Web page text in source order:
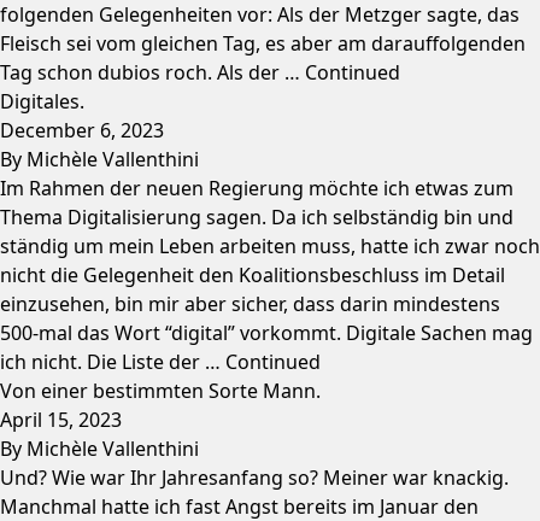
folgenden Gelegenheiten vor: Als der Metzger sagte, das
Fleisch sei vom gleichen Tag, es aber am darauffolgenden
Tag schon dubios roch. Als der … Continued
Digitales.
December 6, 2023
By Michèle Vallenthini
Im Rahmen der neuen Regierung möchte ich etwas zum
Thema Digitalisierung sagen. Da ich selbständig bin und
ständig um mein Leben arbeiten muss, hatte ich zwar noch
nicht die Gelegenheit den Koalitionsbeschluss im Detail
einzusehen, bin mir aber sicher, dass darin mindestens
500-mal das Wort “digital” vorkommt. Digitale Sachen mag
ich nicht. Die Liste der … Continued
Von einer bestimmten Sorte Mann.
April 15, 2023
By Michèle Vallenthini
Und? Wie war Ihr Jahresanfang so? Meiner war knackig.
Manchmal hatte ich fast Angst bereits im Januar den